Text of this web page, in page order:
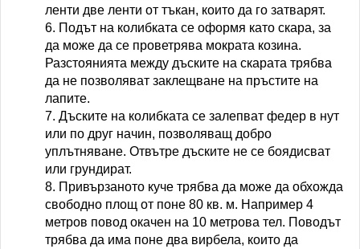
ленти две ленти от тъкан, които да го затварят.
6. Подът на колибката се оформя като скара, за
да може да се проветрява мократа козина.
Разстоянията между дъските на скарата трябва
да не позволяват заклещване на пръстите на
лапите.
7. Дъските на колибката се залепват федер в нут
или по друг начин, позволяващ добро
уплътняване. Отвътре дъските не се боядисват
или грундират.
8. Привързаното куче трябва да може да обхожда
свободно площ от поне 80 кв. м. Например 4
метров повод окачен на 10 метрова тел. Поводът
трябва да има поне два вирбела, които да